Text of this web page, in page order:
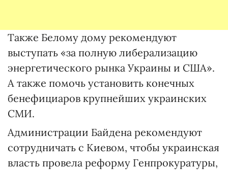
Также Белому дому рекомендуют
выступать «за полную либерализацию
энергетического рынка Украины и США».
А также помочь установить конечных
бенефициаров крупнейших украинских
СМИ.
Администрации Байдена рекомендуют
сотрудничать с Киевом, чтобы украинская
власть провела реформу Генпрокуратуры,